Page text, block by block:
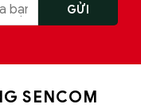
SENCOM